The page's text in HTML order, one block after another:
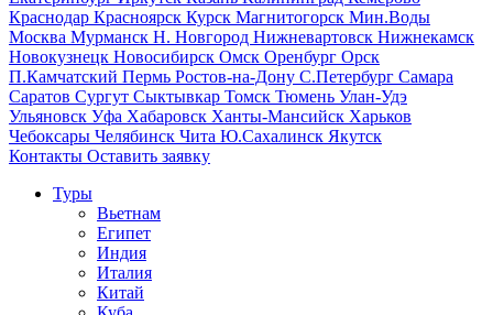
Краснодар Красноярск Курск Магнитогорск Мин.Воды
Москва Мурманск Н. Новгород Нижневартовск Нижнекамск
Новокузнецк Новосибирск Омск Оренбург Орск
П.Камчатский Пермь Ростов-на-Дону С.Петербург Самара
Саратов Сургут Сыктывкар Томск Тюмень Улан-Удэ
Ульяновск Уфа Хабаровск Ханты-Мансийск Харьков
Чебоксары Челябинск Чита Ю.Сахалинск Якутск
Контакты Оставить заявку
Туры
Вьетнам
Египет
Индия
Италия
Китай